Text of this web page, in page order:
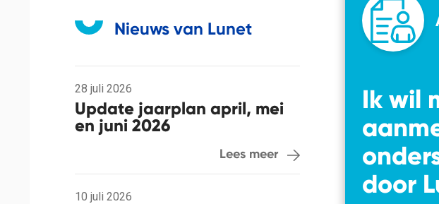
Nieuws van Lunet
28 juli 2026
Update jaarplan april, mei
en juni 2026
Lees meer
10 juli 2026
Ik wil
door